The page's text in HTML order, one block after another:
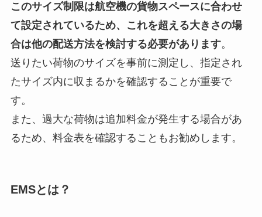
このサイズ制限は航空機の貨物スペースに合わせ
て設定されているため、これを超える大きさの場
合は他の配送方法を検討する必要があります。
送りたい荷物のサイズを事前に測定し、指定され
たサイズ内に収まるかを確認することが重要で
す。
また、過大な荷物は追加料金が発生する場合があ
るため、料金表を確認することもお勧めします。
EMSとは？